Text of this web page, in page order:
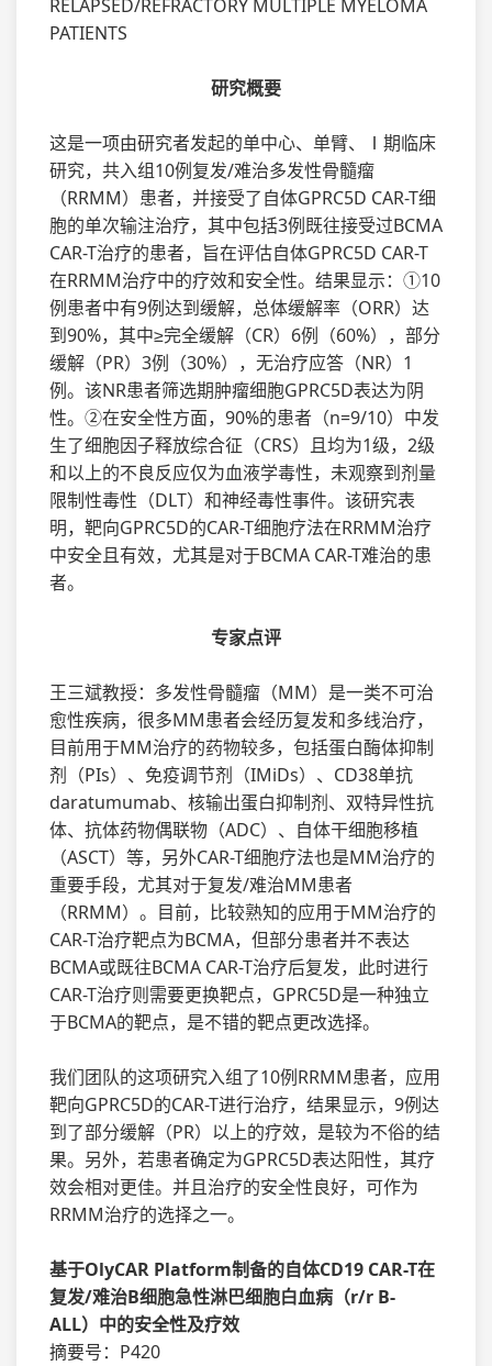
RELAPSED/REFRACTORY MULTIPLE MYELOMA
PATIENTS
研究概要
这是一项由研究者发起的单中心、单臂、Ⅰ期临床
研究，共入组10例复发/难治多发性骨髓瘤
（RRMM）患者，并接受了自体GPRC5D CAR-T细
胞的单次输注治疗，其中包括3例既往接受过BCMA
CAR-T治疗的患者，旨在评估自体GPRC5D CAR-T
在RRMM治疗中的疗效和安全性。结果显示：①10
例患者中有9例达到缓解，总体缓解率（ORR）达
到90%，其中≥完全缓解（CR）6例（60%），部分
缓解（PR）3例（30%），无治疗应答（NR）1
例。该NR患者筛选期肿瘤细胞GPRC5D表达为阴
性。②在安全性方面，90%的患者（n=9/10）中发
生了细胞因子释放综合征（CRS）且均为1级，2级
和以上的不良反应仅为血液学毒性，未观察到剂量
限制性毒性（DLT）和神经毒性事件。该研究表
明，靶向GPRC5D的CAR-T细胞疗法在RRMM治疗
中安全且有效，尤其是对于BCMA CAR-T难治的患
者。
专家点评
王三斌教授：多发性骨髓瘤（MM）是一类不可治
愈性疾病，很多MM患者会经历复发和多线治疗，
目前用于MM治疗的药物较多，包括蛋白酶体抑制
剂（PIs）、免疫调节剂（IMiDs）、CD38单抗
daratumumab、核输出蛋白抑制剂、双特异性抗
体、抗体药物偶联物（ADC）、自体干细胞移植
（ASCT）等，另外CAR-T细胞疗法也是MM治疗的
重要手段，尤其对于复发/难治MM患者
（RRMM）。目前，比较熟知的应用于MM治疗的
CAR-T治疗靶点为BCMA，但部分患者并不表达
BCMA或既往BCMA CAR-T治疗后复发，此时进行
CAR-T治疗则需要更换靶点，GPRC5D是一种独立
于BCMA的靶点，是不错的靶点更改选择。
我们团队的这项研究入组了10例RRMM患者，应用
靶向GPRC5D的CAR-T进行治疗，结果显示，9例达
到了部分缓解（PR）以上的疗效，是较为不俗的结
果。另外，若患者确定为GPRC5D表达阳性，其疗
效会相对更佳。并且治疗的安全性良好，可作为
RRMM治疗的选择之一。
基于OlyCAR Platform制备的自体CD19 CAR-T在
复发/难治B细胞急性淋巴细胞白血病（r/r B-
ALL）中的安全性及疗效
摘要号：P420